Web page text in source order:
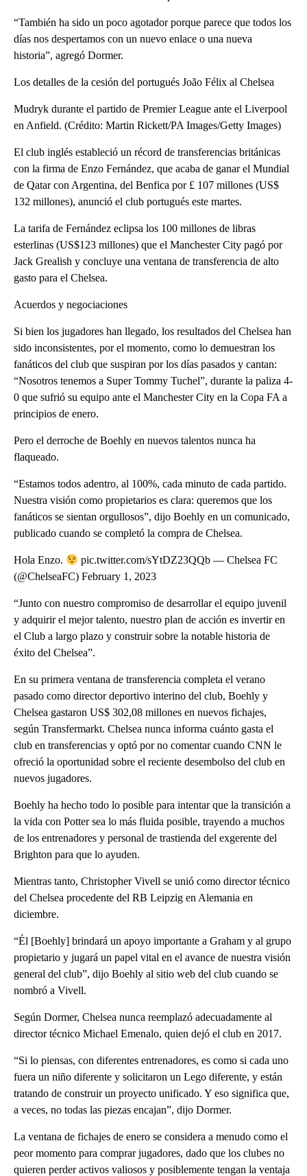
“También ha sido un poco agotador porque parece que todos los
días nos despertamos con un nuevo enlace o una nueva
historia”, agregó Dormer.
Los detalles de la cesión del portugués João Félix al Chelsea
Mudryk durante el partido de Premier League ante el Liverpool
en Anfield. (Crédito: Martin Rickett/PA Images/Getty Images)
El club inglés estableció un récord de transferencias británicas
con la firma de Enzo Fernández, que acaba de ganar el Mundial
de Qatar con Argentina, del Benfica por £ 107 millones (US$
132 millones), anunció el club portugués este martes.
La tarifa de Fernández eclipsa los 100 millones de libras
esterlinas (US$123 millones) que el Manchester City pagó por
Jack Grealish y concluye una ventana de transferencia de alto
gasto para el Chelsea.
Acuerdos y negociaciones
Si bien los jugadores han llegado, los resultados del Chelsea han
sido inconsistentes, por el momento, como lo demuestran los
fanáticos del club que suspiran por los días pasados y cantan:
“Nosotros tenemos a Super Tommy Tuchel”, durante la paliza 4-
0 que sufrió su equipo ante el Manchester City en la Copa FA a
principios de enero.
Pero el derroche de Boehly en nuevos talentos nunca ha
flaqueado.
“Estamos todos adentro, al 100%, cada minuto de cada partido.
Nuestra visión como propietarios es clara: queremos que los
fanáticos se sientan orgullosos”, dijo Boehly en un comunicado,
publicado cuando se completó la compra de Chelsea.
Hola Enzo.
pic.twitter.com/sYtDZ23QQb — Chelsea FC
(@ChelseaFC) February 1, 2023
“Junto con nuestro compromiso de desarrollar el equipo juvenil
y adquirir el mejor talento, nuestro plan de acción es invertir en
el Club a largo plazo y construir sobre la notable historia de
éxito del Chelsea”.
En su primera ventana de transferencia completa el verano
pasado como director deportivo interino del club, Boehly y
Chelsea gastaron US$ 302,08 millones en nuevos fichajes,
según Transfermarkt. Chelsea nunca informa cuánto gasta el
club en transferencias y optó por no comentar cuando CNN le
ofreció la oportunidad sobre el reciente desembolso del club en
nuevos jugadores.
Boehly ha hecho todo lo posible para intentar que la transición a
la vida con Potter sea lo más fluida posible, trayendo a muchos
de los entrenadores y personal de trastienda del exgerente del
Brighton para que lo ayuden.
Mientras tanto, Christopher Vivell se unió como director técnico
del Chelsea procedente del RB Leipzig en Alemania en
diciembre.
“Él [Boehly] brindará un apoyo importante a Graham y al grupo
propietario y jugará un papel vital en el avance de nuestra visión
general del club”, dijo Boehly al sitio web del club cuando se
nombró a Vivell.
Según Dormer, Chelsea nunca reemplazó adecuadamente al
director técnico Michael Emenalo, quien dejó el club en 2017.
“Si lo piensas, con diferentes entrenadores, es como si cada uno
fuera un niño diferente y solicitaron un Lego diferente, y están
tratando de construir un proyecto unificado. Y eso significa que,
a veces, no todas las piezas encajan”, dijo Dormer.
La ventana de fichajes de enero se considera a menudo como el
peor momento para comprar jugadores, dado que los clubes no
quieren perder activos valiosos y posiblemente tengan la ventaja